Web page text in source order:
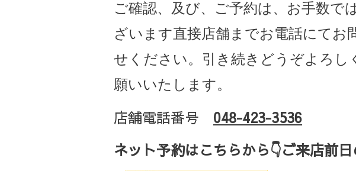
ご確認、及び、ご予約は、お手数で
ざいます直接店舗までお電話にてお
せください。引き続きどうぞよろし
願いいたします。
店舗電話番号 048-423-3536
ネット予約はこちらから👇ご来店前日